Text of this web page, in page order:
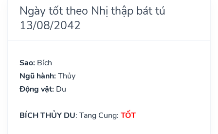
Ngày tốt theo Nhị thập bát tú
13/08/2042
Sao: Bích
Ngũ hành: Thủy
Động vật: Du
BÍCH THỦY DU: Tang Cung: TỐT